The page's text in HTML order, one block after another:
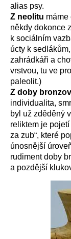
alias psy.
Z neolitu máme
někdy dokonce
k sociálním
úcty k
zahrádkáři a
vrstvou, tu ve
paleolit.)
Z doby
individualita,
byl už zděděný
reliktem je
za zub“, které
únosnější
rudiment doby
a pozdější